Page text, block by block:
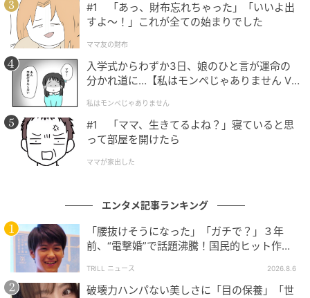
元記事で読む
【女性が選ぶ】声が魅力的だと思う40代女性
俳優ランキング！ 2位「綾瀬はるか」を抑えた
1位は？
の記事をもっとみる
#1 「あっ、財布忘れちゃった」「いいよ出
すよ〜！」これが全ての始まりでした
ママ友の財布
入学式からわずか3日、娘のひと言が運命の
分かれ道に…【私はモンペじゃありません Vo
私はモンペじゃありません
#1 「ママ、生きてるよね？」寝ていると思
って部屋を開けたら
ママが家出した
エンタメ記事ランキング
「腰抜けそうになった」「ガチで？」３年
前、“電撃婚”で話題沸騰！国民的ヒット作
TRILL ニュース 2026.8.6
破壊力ハンパない美しさに「目の保養」「世